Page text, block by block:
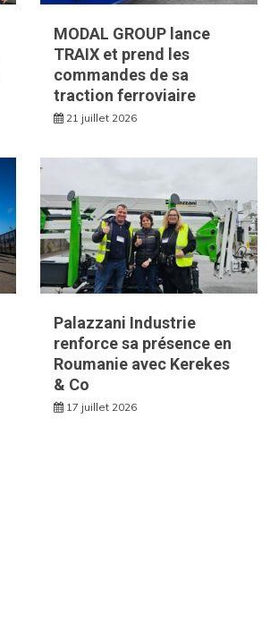
MODAL GROUP lance
TRAIX et prend les
commandes de sa
traction ferroviaire
21 juillet 2026
Palazzani Industrie
renforce sa présence en
Roumanie avec Kerekes
& Co
17 juillet 2026